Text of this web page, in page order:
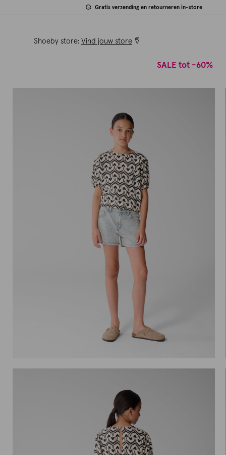
Gratis verzending en retourneren in-store
Shoeby store: Vind jouw store
SALE tot -60%